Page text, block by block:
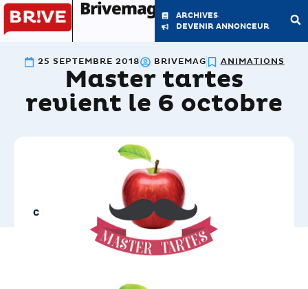
Brivemag'
ARCHIVES
DEVENIR ANNONCEUR
25 SEPTEMBRE 2018 BRIVEMAG ANIMATIONS
Master tartes
revient le 6 octobre